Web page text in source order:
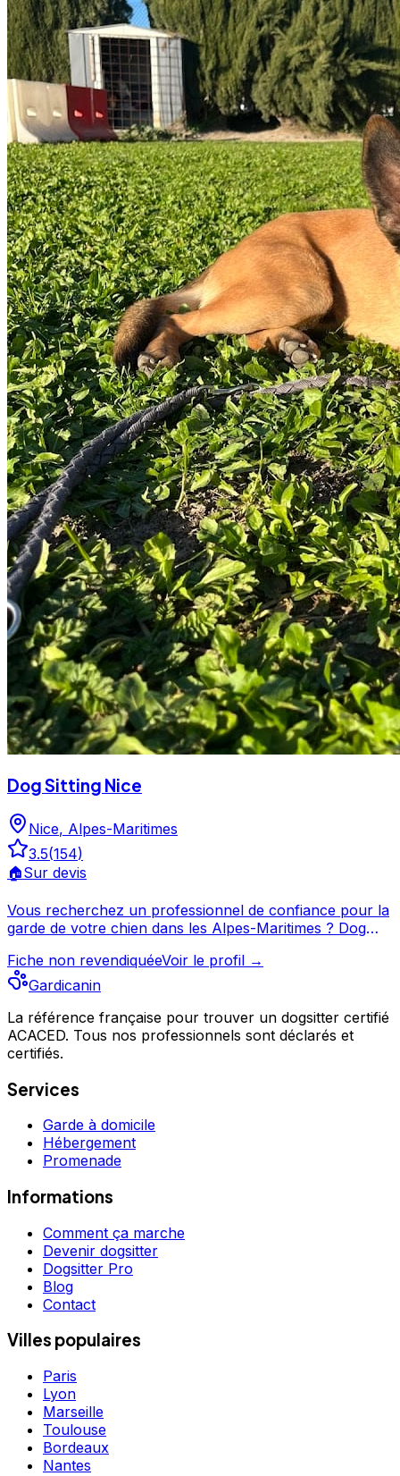
Dog Sitting Nice
Nice, Alpes-Maritimes
3.5(154)
🏠Sur devis
Vous recherchez un professionnel de confiance pour la
garde de votre chien dans les Alpes-Maritimes ? Dog
Fort de 154 avis et d'une note de 3.5/5, Dog Sitting Nice
est un choix de confiance pour la garde de votre chien.
depuis sa fiche. Dog Sitting Nice est un professionnel du
service canin situé à Nice. Noté 3.5/5 ⭐⭐⭐⭐ sur Google
Maps avec 154 avis.
Fiche non revendiquéeVoir le profil →
Gardicanin
La référence française pour trouver un dogsitter certifié
ACACED. Tous nos professionnels sont déclarés et
certifiés.
Services
Garde à domicile
Hébergement
Promenade
Informations
Comment ça marche
Devenir dogsitter
Dogsitter Pro
Blog
Contact
Villes populaires
Paris
Lyon
Marseille
Toulouse
Bordeaux
Nantes